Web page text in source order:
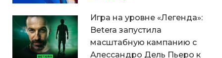
Игра на уровне «Легенда»:
Betera запустила
масштабную кампанию с
Алессандро Дель Пьеро к